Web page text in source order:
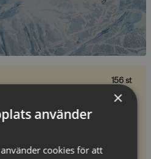
156 st
600 km
×
använder
cookies för att